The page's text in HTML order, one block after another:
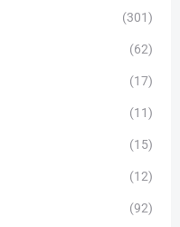
(301)
(62)
(17)
(11)
(15)
(12)
(92)